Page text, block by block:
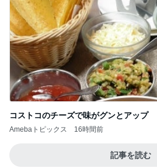
コストコのチーズで味がグンとアップ
Amebaトピックス 16時間前
記事を読む